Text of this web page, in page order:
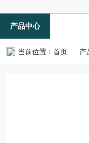
产品中心
当前位置： 首页 产